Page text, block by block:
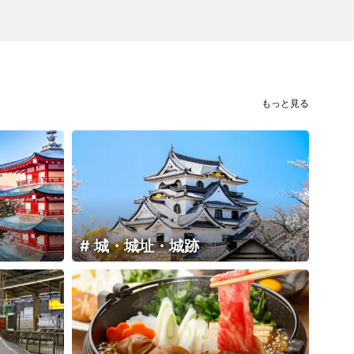
もっと見る
城・城址・城跡